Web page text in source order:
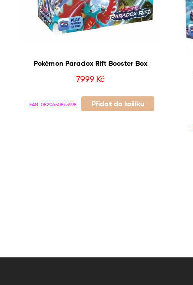
Pokémon Paradox Rift Booster Box
7999 Kč
EAN:0820650863998 Přidat do košíku